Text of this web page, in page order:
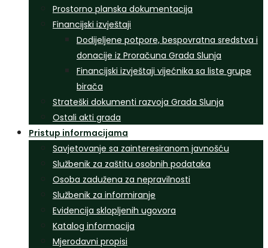
Prostorno planska dokumentacija
Financijski izvještaji
Dodijeljene potpore, bespovratna sredstva i
donacije iz Proračuna Grada Slunja
Financijski izvještaji vijećnika sa liste grupe
birača
Strateški dokumenti razvoja Grada Slunja
Ostali akti grada
Pristup informacijama
Savjetovanje sa zainteresiranom javnošću
Službenik za zaštitu osobnih podataka
Osoba zadužena za nepravilnosti
Službenik za informiranje
Evidencija sklopljenih ugovora
Katalog informacija
Mjerodavni propisi